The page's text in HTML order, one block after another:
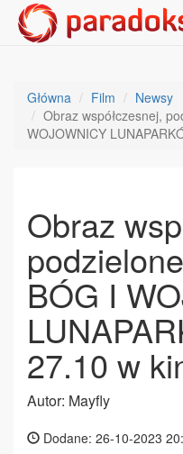
Główna Film
Newsy
Obraz współczesnej,
WOJOWNICY
Obraz
BÓG I
27.10 w
Autor: Mayfly
Dodane: 26-10-2023